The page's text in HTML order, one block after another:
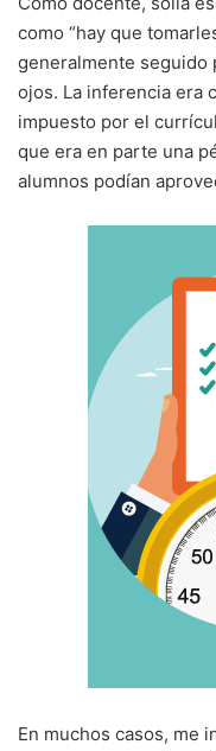
como “hay que
generalmente seguido
ojos. La inferencia era
impuesto por el
que era en parte una
alumnos podían
En muchos casos, me